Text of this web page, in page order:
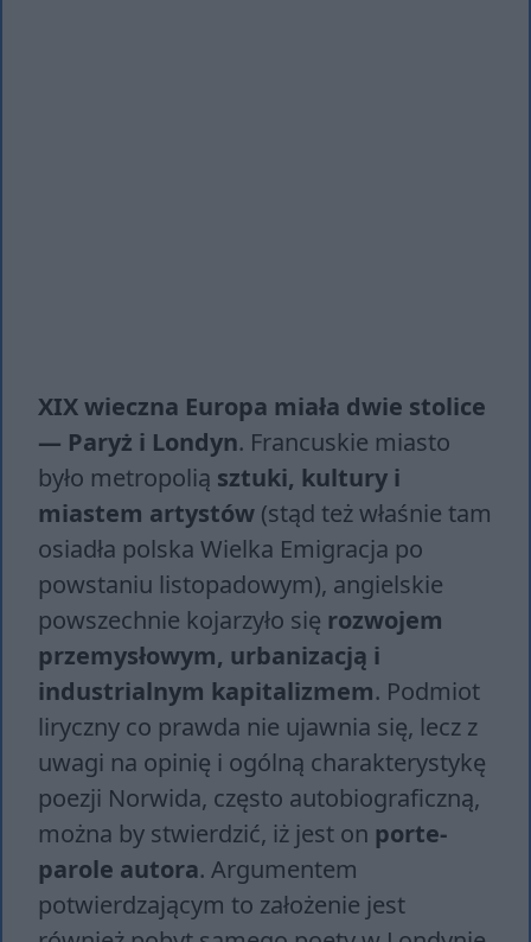
XIX wieczna Europa miała dwie stolice
— Paryż i Londyn. Francuskie miasto
było metropolią sztuki, kultury i
miastem artystów (stąd też właśnie tam
osiadła polska Wielka Emigracja po
powstaniu listopadowym), angielskie
powszechnie kojarzyło się rozwojem
przemysłowym, urbanizacją i
industrialnym kapitalizmem. Podmiot
liryczny co prawda nie ujawnia się, lecz z
uwagi na opinię i ogólną charakterystykę
poezji Norwida, często autobiograficzną,
można by stwierdzić, iż jest on porte-
parole autora. Argumentem
potwierdzającym to założenie jest